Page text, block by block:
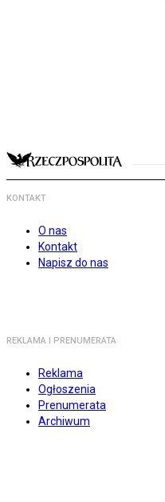
KONTAKT
O nas
Kontakt
Napisz do nas
REKLAMA I PRENUMERATA
Reklama
Ogłoszenia
Prenumerata
Archiwum